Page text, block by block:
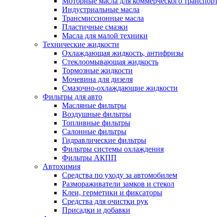
Индустриальные масла
Трансмиссионные масла
Пластичные смазки
Масла для малой техники
Технические жидкости
Охлаждающая жидкость, антифризы
Стеклоомывающая жидкость
Тормозные жидкости
Мочевина для дизеля
Смазочно-охлаждающие жидкости
Фильтры для авто
Масляные фильтры
Воздушные фильтры
Топливные фильтры
Салонные фильтры
Гидравлические фильтры
Фильтры системы охлаждения
Фильтры АКПП
Автохимия
Средства по уходу за автомобилем
Размораживатели замков и стекол
Клеи, герметики и фиксаторы
Средства для очистки рук
Присадки и добавки